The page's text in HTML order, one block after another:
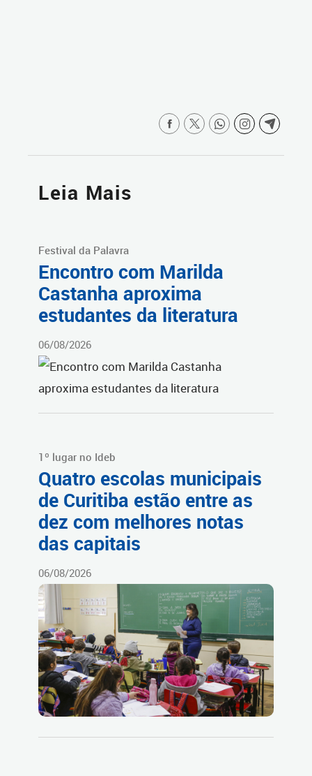
Leia Mais
Festival da Palavra
Encontro com Marilda
Castanha aproxima
estudantes da literatura
06/08/2026
1º lugar no Ideb
Quatro escolas municipais
de Curitiba estão entre as
dez com melhores notas
das capitais
06/08/2026